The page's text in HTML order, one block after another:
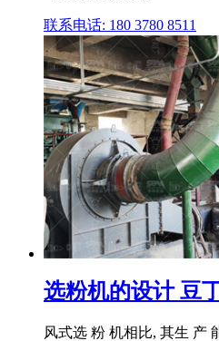
联系电话: 180 3780 8511
选粉机的设计 豆
风式选 粉 机相比, 其生 产